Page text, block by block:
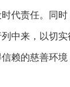
代责任。同
中来，以切实
赖的慈善环境